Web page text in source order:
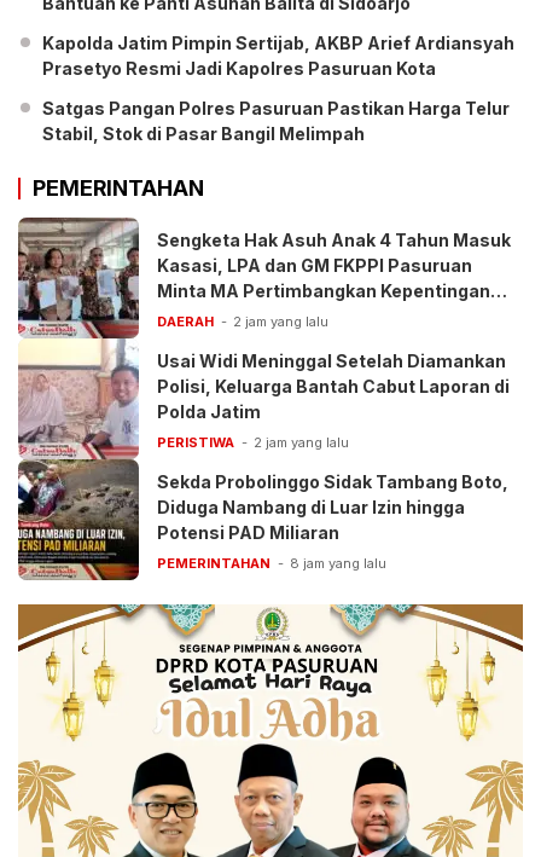
Kapolda Jatim Pimpin Sertijab, AKBP Arief Ardiansyah
Prasetyo Resmi Jadi Kapolres Pasuruan Kota
Satgas Pangan Polres Pasuruan Pastikan Harga Telur
Stabil, Stok di Pasar Bangil Melimpah
PEMERINTAHAN
Sengketa Hak Asuh Anak 4 Tahun Masuk
Kasasi, LPA dan GM FKPPI Pasuruan
Minta MA Pertimbangkan Kepentingan
Anak
DAERAH 2 jam yang lalu
Usai Widi Meninggal Setelah Diamankan
Polisi, Keluarga Bantah Cabut Laporan di
Polda Jatim
PERISTIWA 2 jam yang lalu
Sekda Probolinggo Sidak Tambang Boto,
Diduga Nambang di Luar Izin hingga
Potensi PAD Miliaran
PEMERINTAHAN 8 jam yang lalu